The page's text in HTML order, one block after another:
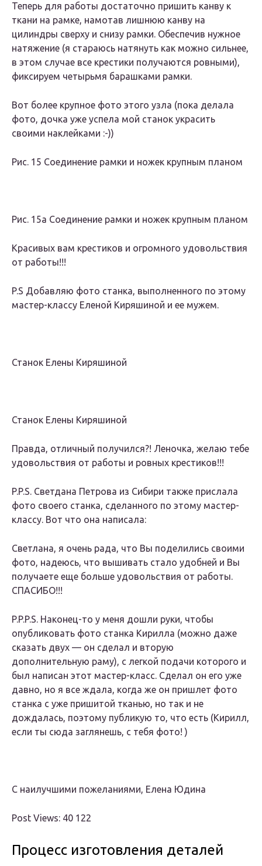
Теперь для работы достаточно пришить канву к
ткани на рамке, намотав лишнюю канву на
цилиндры сверху и снизу рамки. Обеспечив нужное
натяжение (я стараюсь натянуть как можно сильнее,
в этом случае все крестики получаются ровными),
фиксируем четырьмя барашками рамки.
Вот более крупное фото этого узла (пока делала
фото, дочка уже успела мой станок украсить
своими наклейками :-))
Рис. 15 Соединение рамки и ножек крупным планом
Рис. 15а Соединение рамки и ножек крупным планом
Красивых вам крестиков и огромного удовольствия
от работы!!!
P.S Добавляю фото станка, выполненного по этому
мастер-классу Еленой Киряшиной и ее мужем.
Станок Елены Киряшиной
Станок Елены Киряшиной
Правда, отличный получился?! Леночка, желаю тебе
удовольствия от работы и ровных крестиков!!!
P.P.S. Светдана Петрова из Сибири также прислала
фото своего станка, сделанного по этому мастер-
классу. Вот что она написала:
Светлана, я очень рада, что Вы поделились своими
фото, надеюсь, что вышивать стало удобней и Вы
получаете еще больше удовольствия от работы.
СПАСИБО!!!
P.P.P.S. Наконец-то у меня дошли руки, чтобы
опубликовать фото станка Кирилла (можно даже
сказать двух — он сделал и вторую
дополнительную раму), с легкой подачи которого и
был написан этот мастер-класс. Сделал он его уже
давно, но я все ждала, когда же он пришлет фото
станка с уже пришитой тканью, но так и не
дождалась, поэтому публикую то, что есть (Кирилл,
если ты сюда заглянешь, с тебя фото! )
С наилучшими пожеланиями, Елена Юдина
Post Views: 40 122
Процесс изготовления деталей